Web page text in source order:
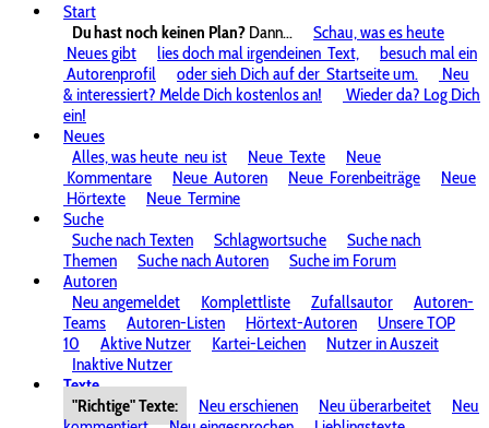
Start
Du hast noch keinen Plan? Dann...
Schau, was es heute
Neues gibt
lies doch mal irgendeinen Text,
besuch mal ein
Autorenprofil
oder sieh Dich auf der Startseite um.
Neu
& interessiert? Melde Dich kostenlos an!
Wieder da? Log Dich
ein!
Neues
Alles, was heute neu ist Neue Texte
Neue
Kommentare
Neue Autoren Neue Forenbeiträge
Neue
Hörtexte
Neue Termine
Suche
Suche nach Texten
Schlagwortsuche
Suche nach
Themen
Suche nach Autoren
Suche im Forum
Autoren
Neu angemeldet
Komplettliste Zufallsautor
Autoren-
Teams
Autoren-Listen Hörtext-Autoren
Unsere TOP
10
Aktive Nutzer Kartei-Leichen
Nutzer in Auszeit
Inaktive Nutzer
Texte
"Richtige" Texte:
Neu erschienen Neu überarbeitet
Neu